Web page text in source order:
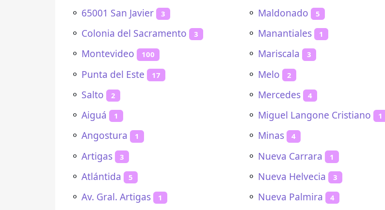
⚬ 65001 San Javier 3
⚬ Colonia del Sacramento 3
⚬ Montevideo 100
⚬ Punta del Este 17
⚬ Salto 2
⚬ Aiguá 1
⚬ Angostura 1
⚬ Artigas 3
⚬ Atlántida 5
⚬ Av. Gral. Artigas 1
⚬ Maldonado 5
⚬ Manantiales 1
⚬ Mariscala 3
⚬ Melo 2
⚬ Mercedes 4
⚬ Miguel Langone Cristiano 1
⚬ Minas 4
⚬ Nueva Carrara 1
⚬ Nueva Helvecia 3
⚬ Nueva Palmira 4